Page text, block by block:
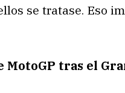
se tratase. Eso
MotoGP tras el